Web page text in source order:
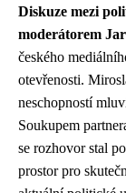
Diskuze mezi
moderátorem
českého
otevřenosti.
neschopností
Soukupem
se rozhovor stal
prostor pro